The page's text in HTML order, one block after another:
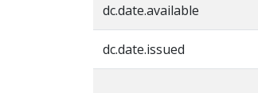
dc.date.available
dc.date.issued